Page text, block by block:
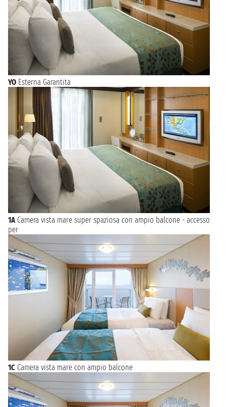
YO Esterna Garantita
1A Camera vista mare super spaziosa con ampio balcone - accesso
per
1C Camera vista mare con ampio balcone